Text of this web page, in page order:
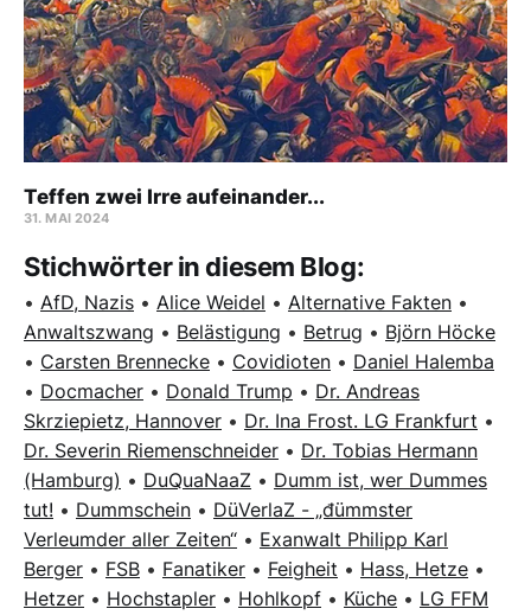
Teffen zwei Irre aufeinander...
31. MAI 2024
Stichwörter in diesem Blog:
• AfD, Nazis • Alice Weidel • Alternative Fakten •
Anwaltszwang • Belästigung • Betrug • Björn Höcke
• Carsten Brennecke • Covidioten • Daniel Halemba
• Docmacher • Donald Trump • Dr. Andreas
Skrziepietz, Hannover • Dr. Ina Frost. LG Frankfurt •
Dr. Severin Riemenschneider • Dr. Tobias Hermann
(Hamburg) • DuQuaNaaZ • Dumm ist, wer Dummes
tut! • Dummschein • DüVerlaZ - „đümmster
Verleumder aller Zeiten“ • Exanwalt Philipp Karl
Berger • FSB • Fanatiker • Feigheit • Hass, Hetze •
Hetzer • Hochstapler • Hohlkopf • Küche • LG FFM